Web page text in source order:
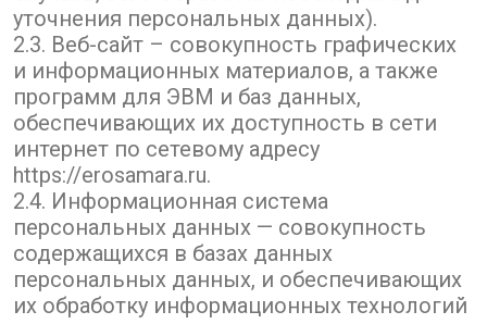
уточнения персональных данных).
2.3. Веб-сайт – совокупность графических
и информационных материалов, а также
программ для ЭВМ и баз данных,
обеспечивающих их доступность в сети
интернет по сетевому адресу
https://erosamara.ru.
2.4. Информационная система
персональных данных — совокупность
содержащихся в базах данных
персональных данных, и обеспечивающих
их обработку информационных технологий